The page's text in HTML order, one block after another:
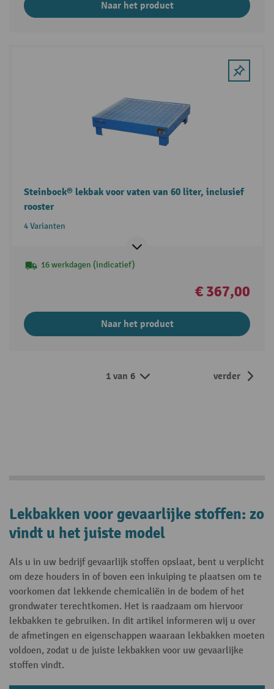
Naar het product
Steinbock® lekbak voor vaten van 60 liter, inclusief
rooster
4 Varianten
16 werkdagen (indicatief)
€ 367,00
Naar het product
1 van 6 verder
Lekbakken voor gevaarlijke stoffen: zo
vindt u het juiste model
Als u in uw bedrijf gevaarlijk stoffen opslaat, bent u verplicht
om deze houders in of boven een inkuiping te plaatsen om te
voorkomen dat lekkende chemicaliën in de bodem of het
grondwater terechtkomen. Het is raadzaam om hiervoor
lekbakken te gebruiken. In dit artikel informeren wij u over
de afmetingen en eigenschappen waaraan lekbakken moeten
voldoen, zodat u de juiste lekbakken voor uw gevaarlijke
stoffen vindt.